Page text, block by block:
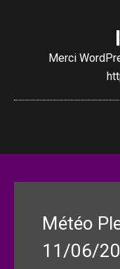
Merci
Météo
11/06/